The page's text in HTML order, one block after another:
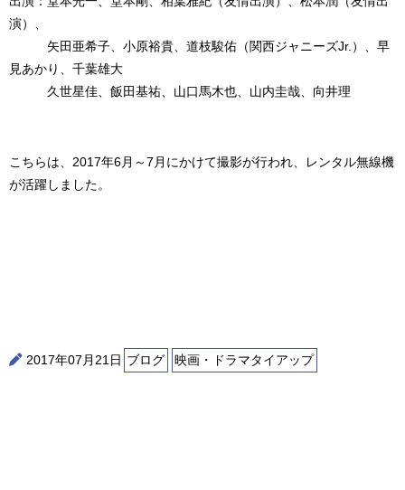
演）、
矢田亜希子、小原裕貴、道枝駿佑（関西ジャニーズJr.）、早
見あかり、千葉雄大
久世星佳、飯田基祐、山口馬木也、山内圭哉、向井理
こちらは、2017年6月～7月にかけて撮影が行われ、レンタル無線機
が活躍しました。
2017年07月21日 ブログ 映画・ドラマタイアップ